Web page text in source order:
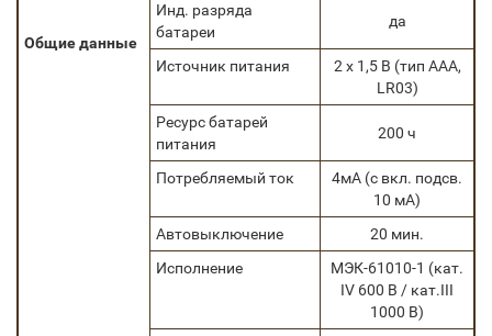
Общие данные
Инд. разряда
батареи
да
Источник питания
2 х 1,5 В (тип ААА,
LR03)
Ресурс батарей
питания
200 ч
Потребляемый ток
4мА (с вкл. подсв.
10 мА)
Автовыключение
20 мин.
Исполнение
МЭК-61010-1 (кат.
IV 600 В / кат.III
1000 В)